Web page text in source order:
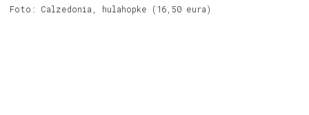
Foto: Calzedonia, hulahopke (16,50 eura)